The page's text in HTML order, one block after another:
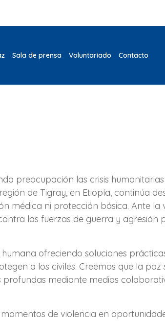
Sala de prensa Voluntariado Contacto
preocupación las crisis
de Tigray, en Etiopía, continúa
médica ni protección básica. Ante la
las fuerzas de guerra y agresión
ofreciendo soluciones
a los civiles. Creemos que la paz
mediante medios
de violencia en